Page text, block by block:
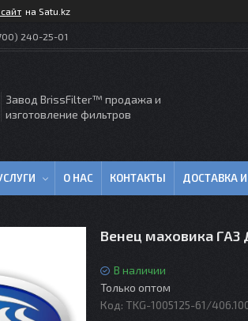
на Satu.kz
240-25-01
Завод BrissFilter™ продажа и
изготовление фильтров
О НАС КОНТАКТЫ ДОСТАВКА
Венец маховика
В наличии
Только оптом
Код: TKG-1005125-61/